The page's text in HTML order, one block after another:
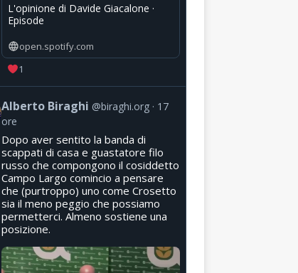
L'opinione di Davide Giacalone ·
Episode
open.spotify.com
1
Alberto Biraghi @biraghi.org
17
ore
Dopo aver sentito la banda di
scappati di casa e guastatore filo
russo che compongono il cosiddetto
Campo Largo comincio a pensare
che (purtroppo) uno come Crosetto
sia il meno peggio che possiamo
permetterci. Almeno sostiene una
posizione.